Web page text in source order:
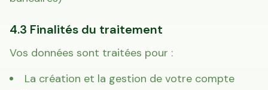
4.3 Finalités du traitement
Vos données sont traitées pour :
La création et la gestion de votre compte